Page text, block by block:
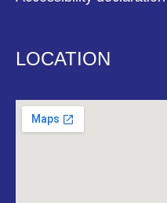
LOCATION